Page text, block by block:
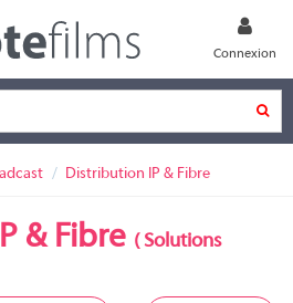
Connexion
Distribution IP & Fibre
& Fibre (Solutions